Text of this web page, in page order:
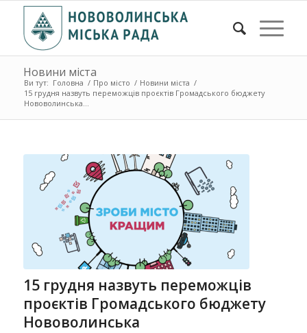
Новини міста
Ви тут: Головна / Про місто / Новини міста /
15 грудня назвуть переможців проєктів Громадського бюджету
Нововолинська ...
15 грудня назвуть переможців
проєктів Громадського бюджету
Нововолинська